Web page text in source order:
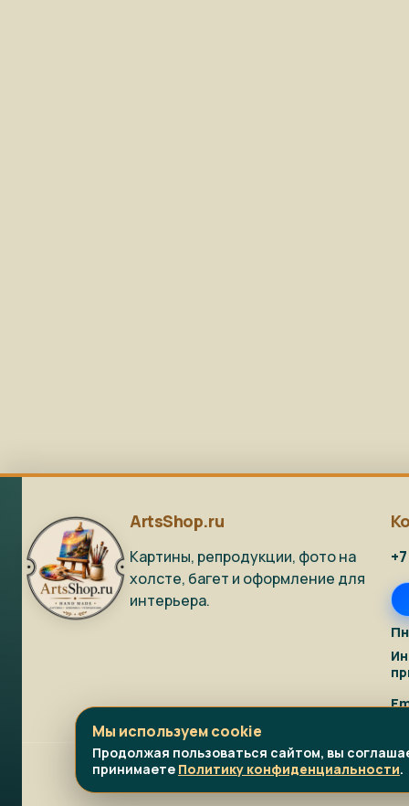
ArtsShop.ru
Картины, репродукции, фото на
холсте, багет и оформление для
интерьера.
© 2011–2026
Мы используем cookie
Продолжая пользоваться сайтом, вы
принимаете Политику конфиденциальности.